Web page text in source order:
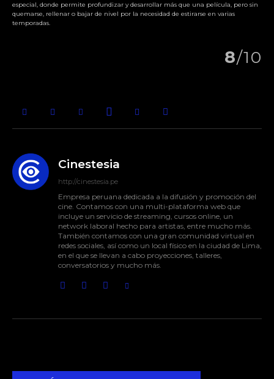
especial, donde permite profundizar y desarrollar más que una película, pero sin
quemarse, rellenar o bajar de nivel por la necesidad de estirarse en varias
temporadas.
8/10
Cinestesia
http://cinestesia.pe
Empresa peruana dedicada a la difusión y promoción del
cine. Contamos con una multi-plataforma web que
incluye un servicio de streaming, cursos online, un
network laboral hecho para artistas, entre mucho más.
También contamos con una gran comunidad virtual en
redes sociales, así como un local físico en la ciudad de Lima,
en el que se llevan a cabo proyecciones, talleres,
conversatorios y mucho más.